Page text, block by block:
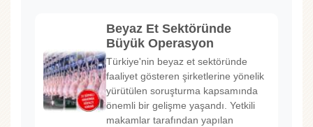
Beyaz Et Sektöründe
Büyük Operasyon
Türkiye'nin beyaz et sektöründe
faaliyet gösteren şirketlerine yönelik
yürütülen soruşturma kapsamında
önemli bir gelişme yaşandı. Yetkili
makamlar tarafından yapılan